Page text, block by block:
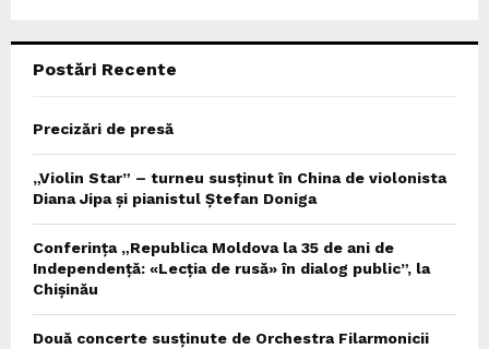
Postări Recente
Precizări de presă
„Violin Star” – turneu susținut în China de violonista
Diana Jipa și pianistul Ștefan Doniga
Conferința „Republica Moldova la 35 de ani de
Independență: «Lecția de rusă» în dialog public”, la
Chișinău
Două concerte susținute de Orchestra Filarmonicii